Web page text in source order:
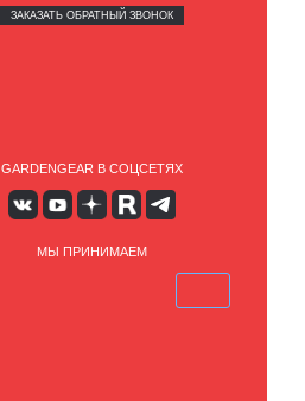
ЗАКАЗАТЬ ОБРАТНЫЙ ЗВОНОК
GARDENGEAR В СОЦСЕТЯХ
МЫ ПРИНИМАЕМ